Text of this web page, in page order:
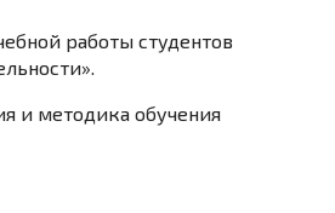
работы студентов
и методика обучения